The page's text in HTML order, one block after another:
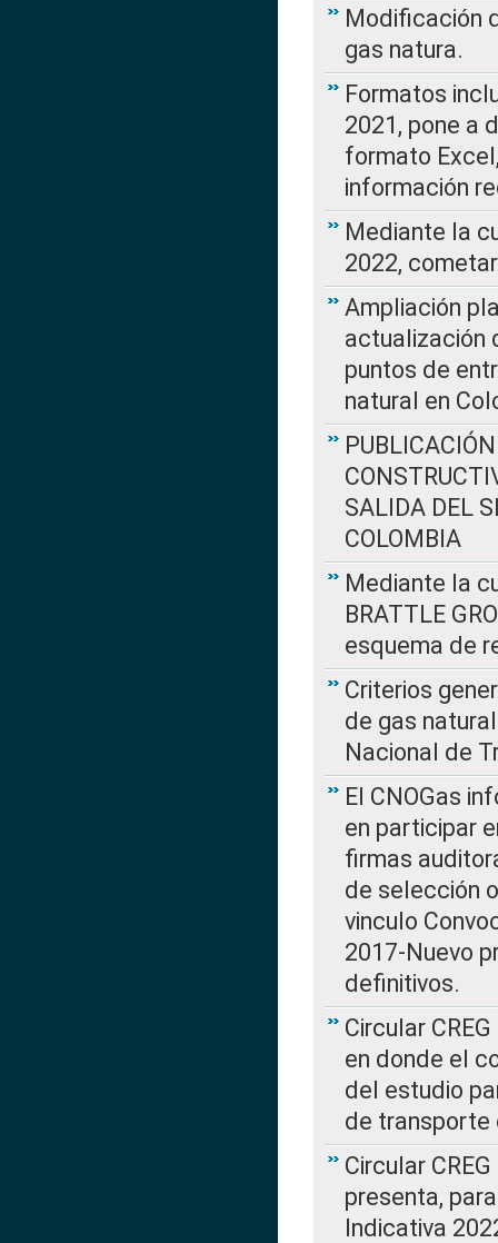
Modificación
gas natura.
Formatos
2021, pone a
formato
información
Mediante la
2022,
Ampliación
actualización
puntos de
natural en
SALIDA DEL
COLOMBIA
Mediante la
BRATTLE
esquema de
Criterios
de gas
Nacional de
El CNOGas
en participar
firmas
de selección
vinculo
2017-Nuevo
definitivos.
Circular
en donde el
del estudio
de transporte
Circular
presenta,
Indicativa